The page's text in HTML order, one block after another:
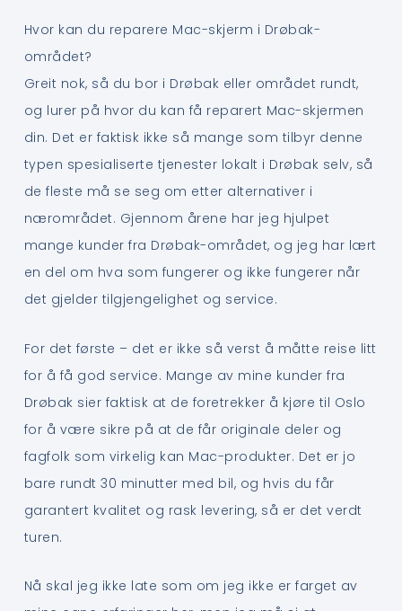
Hvor kan du reparere Mac-skjerm i Drøbak-
området?
Greit nok, så du bor i Drøbak eller området rundt,
og lurer på hvor du kan få reparert Mac-skjermen
din. Det er faktisk ikke så mange som tilbyr denne
typen spesialiserte tjenester lokalt i Drøbak selv, så
de fleste må se seg om etter alternativer i
nærområdet. Gjennom årene har jeg hjulpet
mange kunder fra Drøbak-området, og jeg har lært
en del om hva som fungerer og ikke fungerer når
det gjelder tilgjengelighet og service.
For det første – det er ikke så verst å måtte reise litt
for å få god service. Mange av mine kunder fra
Drøbak sier faktisk at de foretrekker å kjøre til Oslo
for å være sikre på at de får originale deler og
fagfolk som virkelig kan Mac-produkter. Det er jo
bare rundt 30 minutter med bil, og hvis du får
garantert kvalitet og rask levering, så er det verdt
turen.
Nå skal jeg ikke late som om jeg ikke er farget av